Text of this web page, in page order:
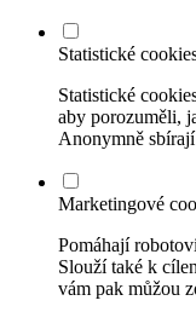
Statistické
Statistické
aby porozuměli,
Anonymně
Marketingové
Pomáhají
Slouží také k
vám pak můžou